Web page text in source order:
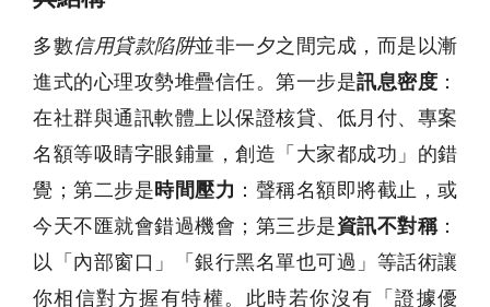
多數信用貸款陷阱並非一夕之間完成，而是以漸
進式的心理攻勢堆疊信任。第一步是訊息密度 ：
在社群與通訊軟體上以保證核貸、低月付、專案
名額等吸睛字眼鋪量，創造「大家都成功」的錯
覺；第二步是時間壓力 ：聲稱名額即將截止，或
今天不匯就會錯過機會；第三步是資訊不對稱：
以「內部窗口」「銀行黑名單也可過」等話術讓
你相信對方握有特權。此時若你沒有「證據優